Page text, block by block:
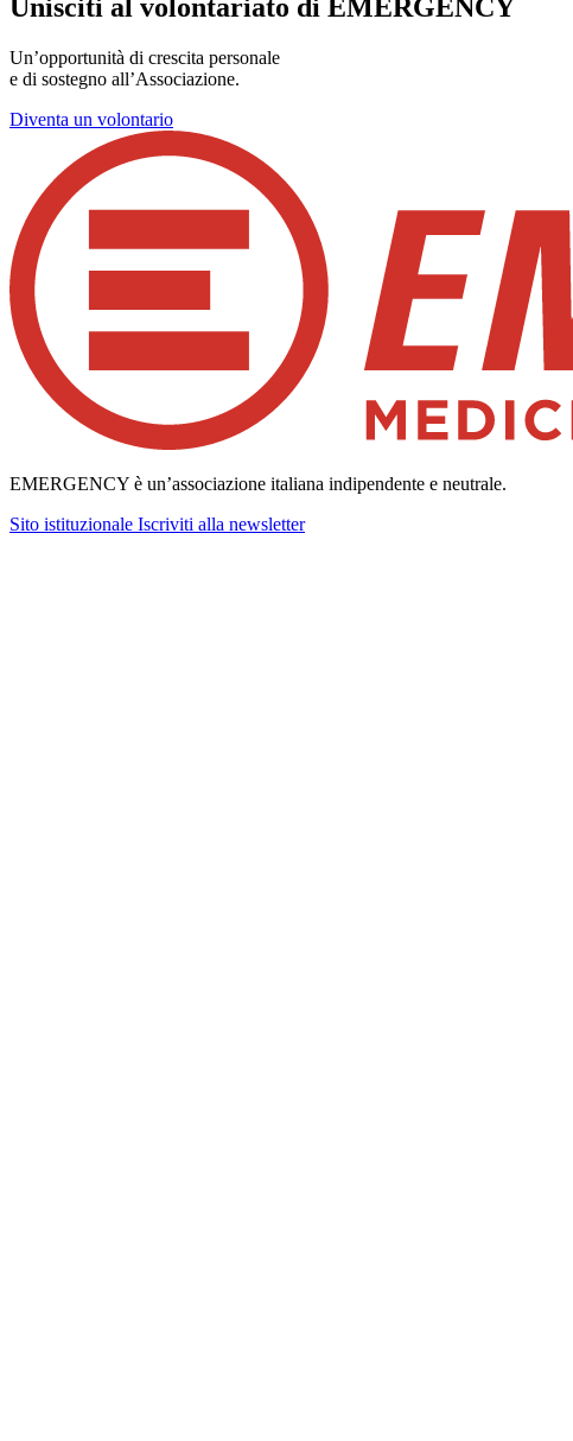
Unisciti al volontariato di EMERGENCY
Un’opportunità di crescita personale
e di sostegno all’Associazione.
Diventa un volontario
EMERGENCY è un’associazione italiana indipendente e neutrale.
Sito istituzionale Iscriviti alla newsletter